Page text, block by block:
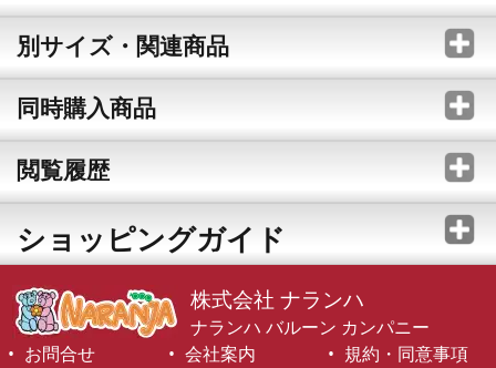
別サイズ・関連商品
同時購入商品
閲覧履歴
ショッピングガイド
株式会社 ナランハ
ナランハ バルーン カンパニー
お問合せ
会社案内
規約・同意事項